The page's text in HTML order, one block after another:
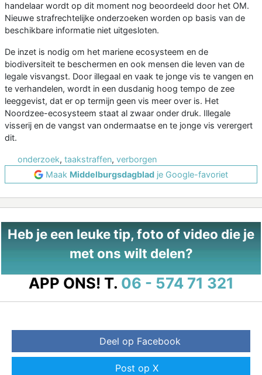
handelaar wordt op dit moment nog beoordeeld door het OM.
Nieuwe strafrechtelijke onderzoeken worden op basis van de
beschikbare informatie niet uitgesloten.
De inzet is nodig om het mariene ecosysteem en de
biodiversiteit te beschermen en ook mensen die leven van de
legale visvangst. Door illegaal en vaak te jonge vis te vangen en
te verhandelen, wordt in een dusdanig hoog tempo de zee
leeggevist, dat er op termijn geen vis meer over is. Het
Noordzee-ecosysteem staat al zwaar onder druk. Illegale
visserij en de vangst van ondermaatse en te jonge vis verergert
dit.
onderzoek, taakstraffen, verborgen
Maak Middelburgsdagblad je Google-favoriet
Heb je een leuke tip, foto of video die je
met ons wilt delen?
APP ONS! T. 06 - 574 71 321
Deel op Facebook
Post op X